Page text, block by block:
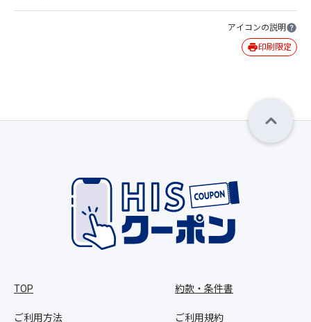
アイコンの説明
印刷限定
TOP
ご利用方法
約款・条件書
ご利用規約